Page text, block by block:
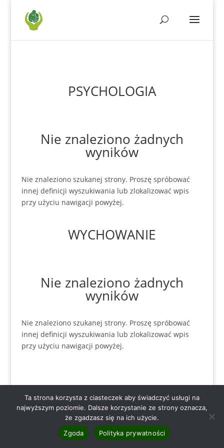
PSYCHOLOGIA
Nie znaleziono żadnych
wyników
Nie znaleziono szukanej strony. Proszę spróbować
innej definicji wyszukiwania lub zlokalizować wpis
przy użyciu nawigacji powyżej.
WYCHOWANIE
Nie znaleziono żadnych
wyników
Nie znaleziono szukanej strony. Proszę spróbować
innej definicji wyszukiwania lub zlokalizować wpis
przy użyciu nawigacji powyżej.
Copyright - Specjalistyczna Poradnia Rodzinna we
Wrocławiu - Leśnicy [2025]
Ta strona korzysta z ciasteczek aby świadczyć usługi na
najwyższym poziomie. Dalsze korzystanie ze strony oznacza,
że zgadzasz się na ich użycie.
Zgoda
Polityka prywatności